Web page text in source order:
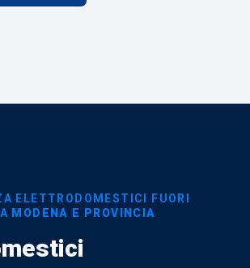
ELETTRODOMESTICI FUORI
MODENA E PROVINCIA